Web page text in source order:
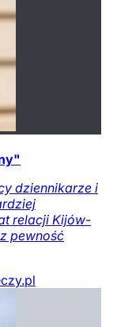
dziennikarze i
relacji Kijów-
pewność